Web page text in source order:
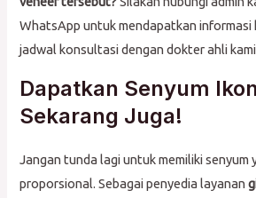
WhatsApp untuk mendapatkan informasi
jadwal konsultasi dengan dokter ahli
Dapatkan Senyum
Sekarang Juga!
Jangan tunda lagi untuk memiliki senyum
proporsional. Sebagai penyedia layanan